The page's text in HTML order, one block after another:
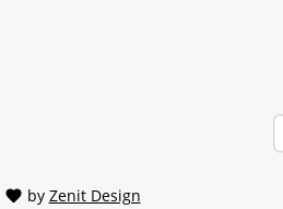
by Zenit Design